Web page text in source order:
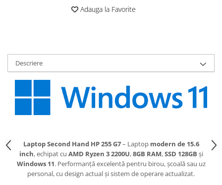
Adauga la Favorite
Descriere
Laptop Second Hand HP 255 G7– Laptop modern de 15.6
inch, echipat cu AMD Ryzen 3 2200U,8GB RAM,SSD 128GB și
Windows 11. Performanță excelentă pentru birou, școală sau uz
personal, cu design actual și sistem de operare actualizat.